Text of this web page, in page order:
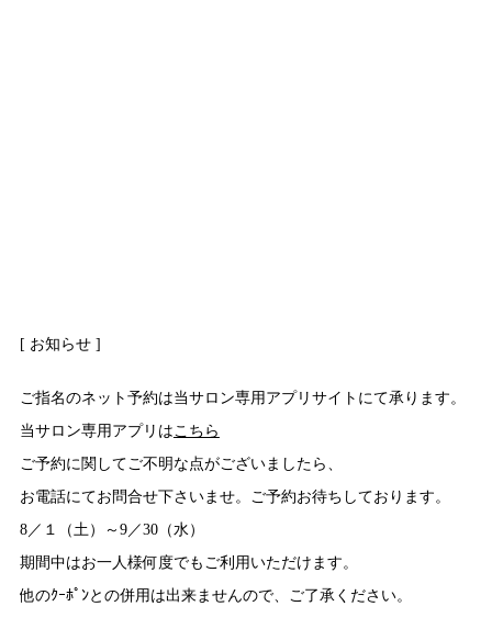
[ お知らせ ]
ご指名のネット予約は当サロン専用アプリサイトにて承ります。
当サロン専用アプリはこちら
ご予約に関してご不明な点がございましたら、
お電話にてお問合せ下さいませ。ご予約お待ちしております。
8／１（土）～9／30（水）
期間中はお一人様何度でもご利用いただけます。
他のｸｰﾎﾟﾝとの併用は出来ませんので、ご了承ください。